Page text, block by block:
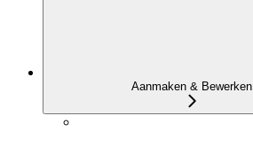
Aanmaken & Bewerken